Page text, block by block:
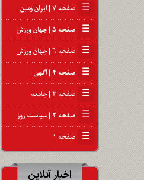
☰ صفحه ۷ | ایران زمین
☰ صفحه ۵ | جهان ورزش
☰ صفحه ۶ | جهان ورزش
☰ صفحه ۴ | آگهی
☰ صفحه ۳ | جامعه
☰ صفحه ۲ | سیاست روز
☰ صفحه ۱
اخبار آنلاین